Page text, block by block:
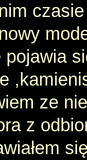
pojawia
ze
z